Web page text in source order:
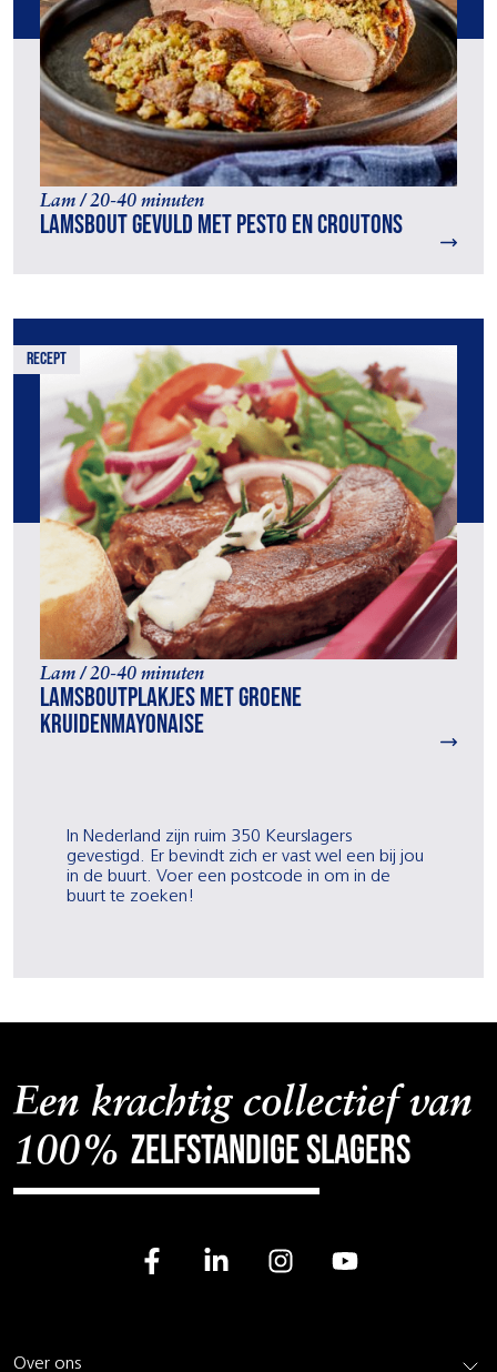
Lam / 20-40 minuten
Lamsbout gevuld met pesto en croutons
recept
Lam / 20-40 minuten
Lamsboutplakjes met groene
kruidenmayonaise
In Nederland zijn ruim 350 Keurslagers
gevestigd. Er bevindt zich er vast wel een bij jou
in de buurt. Voer een postcode in om in de
buurt te zoeken!
Een krachtig collectief van
100% zelfstandige slagers
Over ons